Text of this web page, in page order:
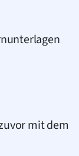
mit dem